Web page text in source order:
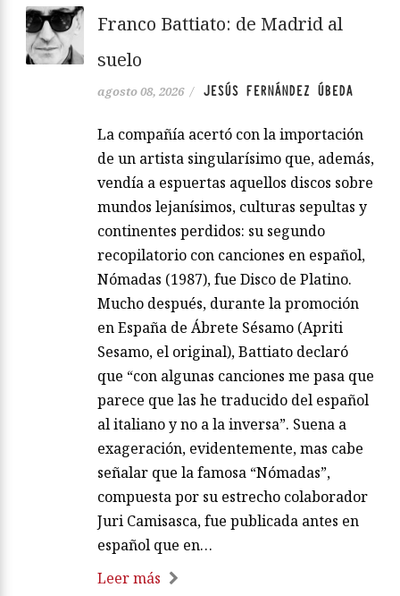
Franco Battiato: de Madrid al
suelo
agosto 08, 2026 / JESÚS FERNÁNDEZ ÚBEDA
La compañía acertó con la importación
de un artista singularísimo que, además,
vendía a espuertas aquellos discos sobre
mundos lejanísimos, culturas sepultas y
continentes perdidos: su segundo
recopilatorio con canciones en español,
Nómadas (1987), fue Disco de Platino.
Mucho después, durante la promoción
en España de Ábrete Sésamo (Apriti
Sesamo, el original), Battiato declaró
que “con algunas canciones me pasa que
parece que las he traducido del español
al italiano y no a la inversa”. Suena a
exageración, evidentemente, mas cabe
señalar que la famosa “Nómadas”,
compuesta por su estrecho colaborador
Juri Camisasca, fue publicada antes en
español que en…
Leer más